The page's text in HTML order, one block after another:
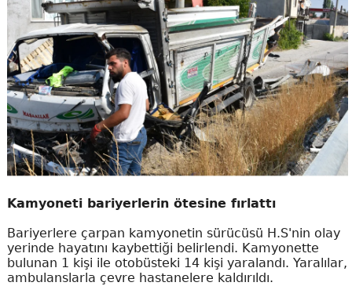
Kamyoneti bariyerlerin ötesine fırlattı
Bariyerlere çarpan kamyonetin sürücüsü H.S'nin olay
yerinde hayatını kaybettiği belirlendi. Kamyonette
bulunan 1 kişi ile otobüsteki 14 kişi yaralandı. Yaralılar,
ambulanslarla çevre hastanelere kaldırıldı.